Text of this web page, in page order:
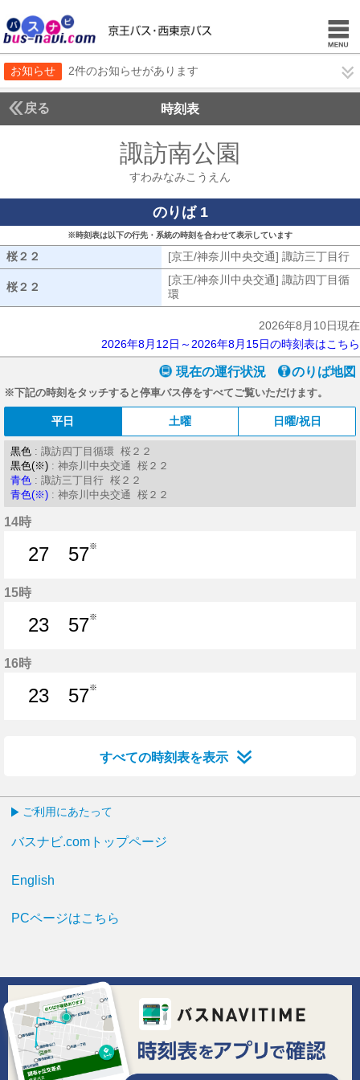
お知らせ 2件のお知らせがあります
戻る 時刻表
諏訪南公園
すわみなみこうえん
のりば 1
※時刻表は以下の行先・系統の時刻を合わせて表示しています
桜２２ [京王/神奈川中央交通] 諏訪三丁目行
桜２２
[京王/神奈川中央交通] 諏訪四丁目循
環
2026年8月10日現在
2026年8月12日～2026年8月15日の時刻表はこちら
現在の運行状況 のりば地図
※下記の時刻をタッチすると停車バス停をすべてご覧いただけます。
平日 土曜 日曜/祝日
黒色 : 諏訪四丁目循環 桜２２
黒色(※) : 神奈川中央交通 桜２２
青色 : 諏訪三丁目行 桜２２
青色(※) : 神奈川中央交通 桜２２
14時
27
57※
15時
23
57※
16時
23
57※
すべての時刻表を表示
ご利用にあたって
バスナビ.comトップページ
English
PCページはこちら